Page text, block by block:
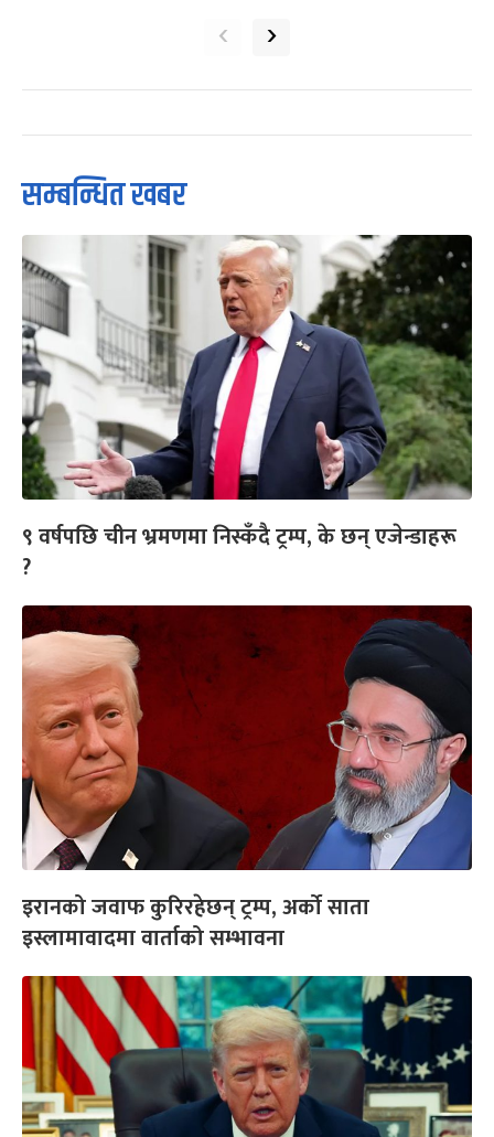
‹ ›
सम्बन्धित खबर
९ वर्षपछि चीन भ्रमणमा निस्कँदै ट्रम्प, के छन् एजेन्डाहरू
?
इरानको जवाफ कुरिरहेछन् ट्रम्प, अर्को साता
इस्लामावादमा वार्ताको सम्भावना